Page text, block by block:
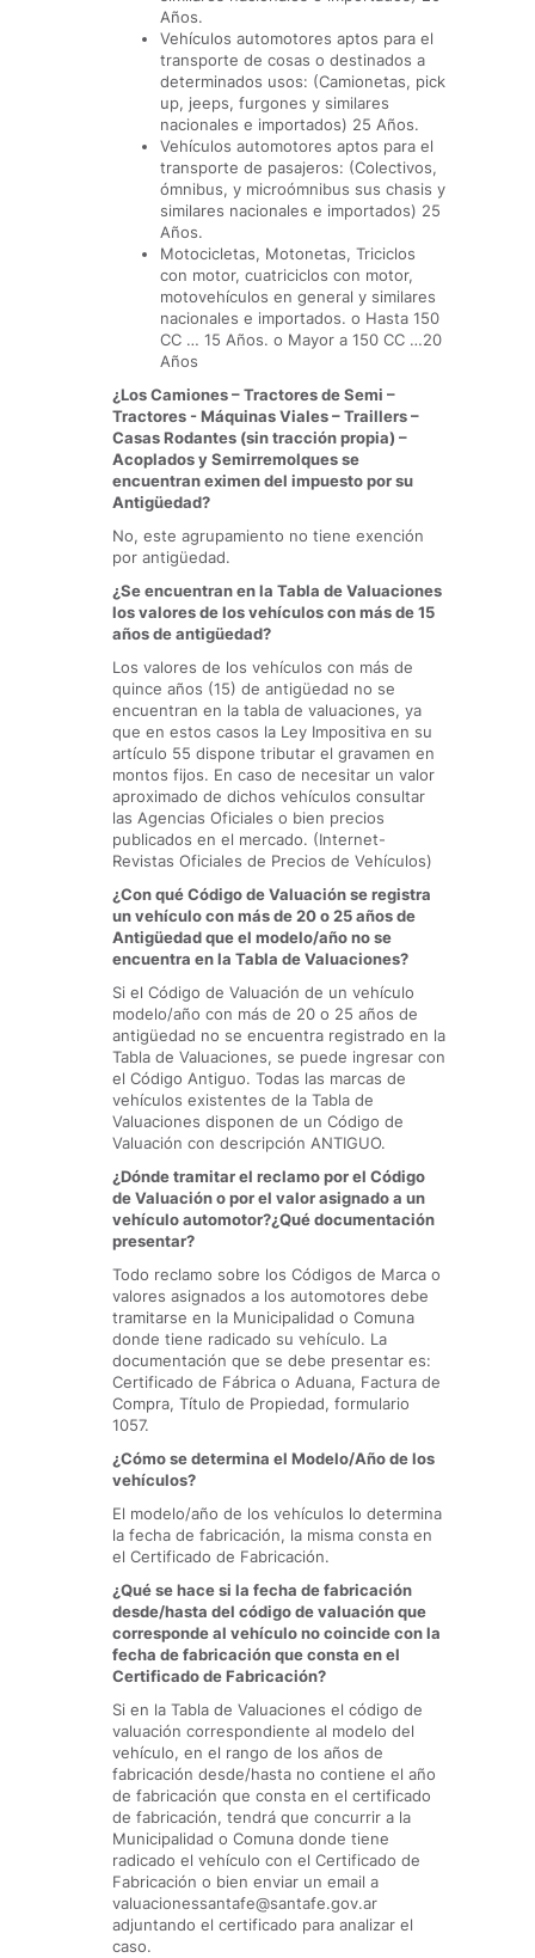
Años.
Vehículos automotores aptos para el
transporte de cosas o destinados a
determinados usos: (Camionetas, pick
up, jeeps, furgones y similares
nacionales e importados) 25 Años.
Vehículos automotores aptos para el
transporte de pasajeros: (Colectivos,
ómnibus, y microómnibus sus chasis y
similares nacionales e importados) 25
Años.
Motocicletas, Motonetas, Triciclos
con motor, cuatriciclos con motor,
motovehículos en general y similares
nacionales e importados. o Hasta 150
CC … 15 Años. o Mayor a 150 CC …20
Años
¿Los Camiones – Tractores de Semi –
Tractores - Máquinas Viales – Traillers –
Casas Rodantes (sin tracción propia) –
Acoplados y Semirremolques se
encuentran eximen del impuesto por su
Antigüedad?
No, este agrupamiento no tiene exención
por antigüedad.
¿Se encuentran en la Tabla de Valuaciones
los valores de los vehículos con más de 15
años de antigüedad?
Los valores de los vehículos con más de
quince años (15) de antigüedad no se
encuentran en la tabla de valuaciones, ya
que en estos casos la Ley Impositiva en su
artículo 55 dispone tributar el gravamen en
montos fijos. En caso de necesitar un valor
aproximado de dichos vehículos consultar
las Agencias Oficiales o bien precios
publicados en el mercado. (Internet-
Revistas Oficiales de Precios de Vehículos)
¿Con qué Código de Valuación se registra
un vehículo con más de 20 o 25 años de
Antigüedad que el modelo/año no se
encuentra en la Tabla de Valuaciones?
Si el Código de Valuación de un vehículo
modelo/año con más de 20 o 25 años de
antigüedad no se encuentra registrado en la
Tabla de Valuaciones, se puede ingresar con
el Código Antiguo. Todas las marcas de
vehículos existentes de la Tabla de
Valuaciones disponen de un Código de
Valuación con descripción ANTIGUO.
¿Dónde tramitar el reclamo por el Código
de Valuación o por el valor asignado a un
vehículo automotor?¿Qué documentación
presentar?
Todo reclamo sobre los Códigos de Marca o
valores asignados a los automotores debe
tramitarse en la Municipalidad o Comuna
donde tiene radicado su vehículo. La
documentación que se debe presentar es:
Certificado de Fábrica o Aduana, Factura de
Compra, Título de Propiedad, formulario
1057.
¿Cómo se determina el Modelo/Año de los
vehículos?
El modelo/año de los vehículos lo determina
la fecha de fabricación, la misma consta en
el Certificado de Fabricación.
¿Qué se hace si la fecha de fabricación
desde/hasta del código de valuación que
corresponde al vehículo no coincide con la
fecha de fabricación que consta en el
Certificado de Fabricación?
Si en la Tabla de Valuaciones el código de
valuación correspondiente al modelo del
vehículo, en el rango de los años de
fabricación desde/hasta no contiene el año
de fabricación que consta en el certificado
de fabricación, tendrá que concurrir a la
Municipalidad o Comuna donde tiene
radicado el vehículo con el Certificado de
Fabricación o bien enviar un email a
valuacionessantafe@santafe.gov.ar
adjuntando el certificado para analizar el
caso.